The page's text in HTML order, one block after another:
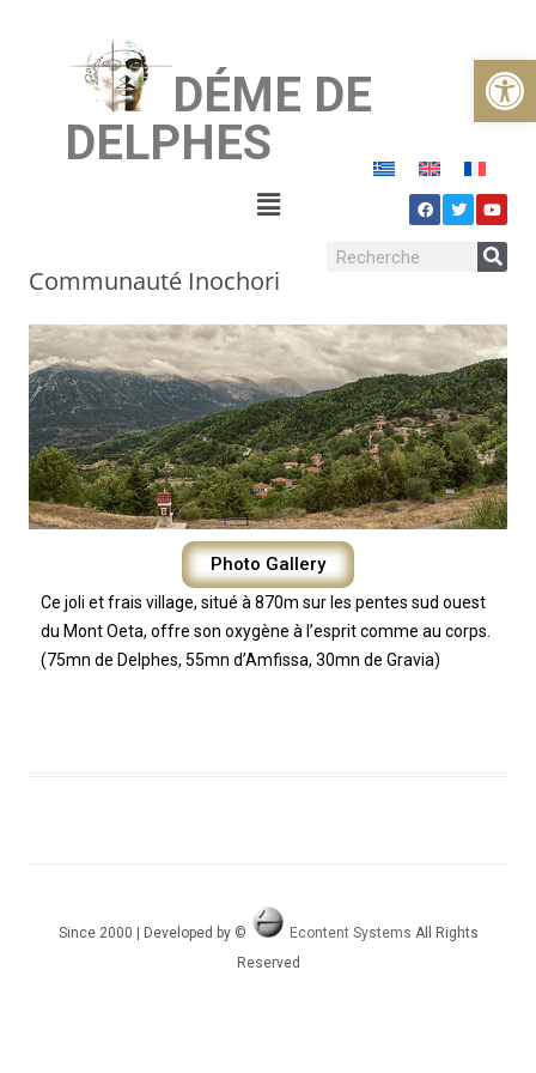
Ouvrir
DÉME DE
DELPHES
Communauté Inochori
Photo Gallery
Ce joli et frais village, situé à 870m sur les pentes sud ouest
du Mont Oeta, offre son oxygène à l’esprit comme au corps.
(75mn de Delphes, 55mn d’Amfissa, 30mn de Gravia)
Since 2000 | Developed by © Econtent Systems All Rights
Reserved